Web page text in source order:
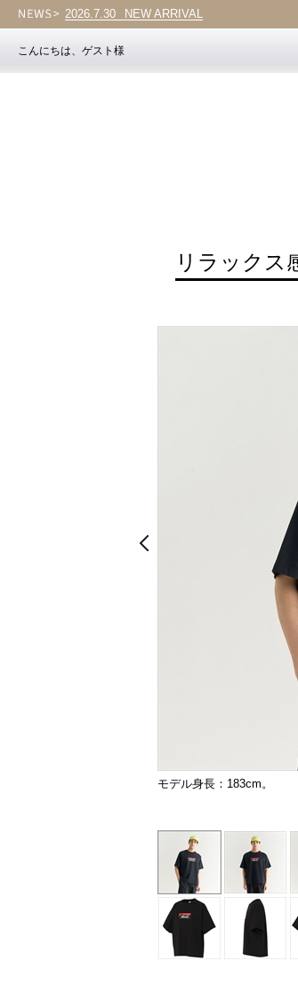
2026.7.30 NEW ARRIVAL
こんにちは、ゲスト様
リラックス
モデル身長：183cm。
ホワイト